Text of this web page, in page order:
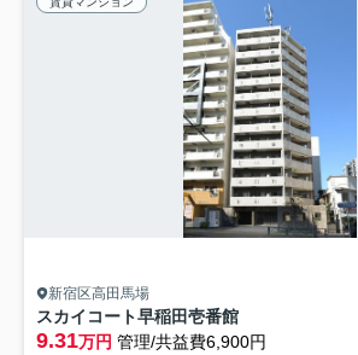
新宿区高田馬場
スカイコート早稲田壱番館
9.31万円 管理/共益費6,900円